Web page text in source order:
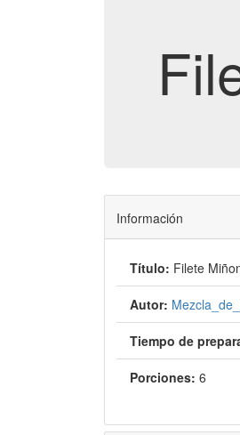
Información
Título: Filete
Autor:
Tiempo de
Porciones: 6